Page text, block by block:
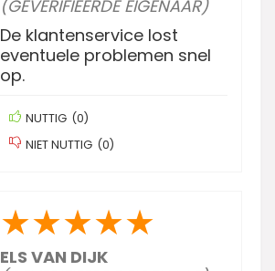
(GEVERIFIEERDE EIGENAAR)
De klantenservice lost
eventuele problemen snel
op.
NUTTIG (0)
NIET NUTTIG (0)
★★★★★
ELS VAN DIJK